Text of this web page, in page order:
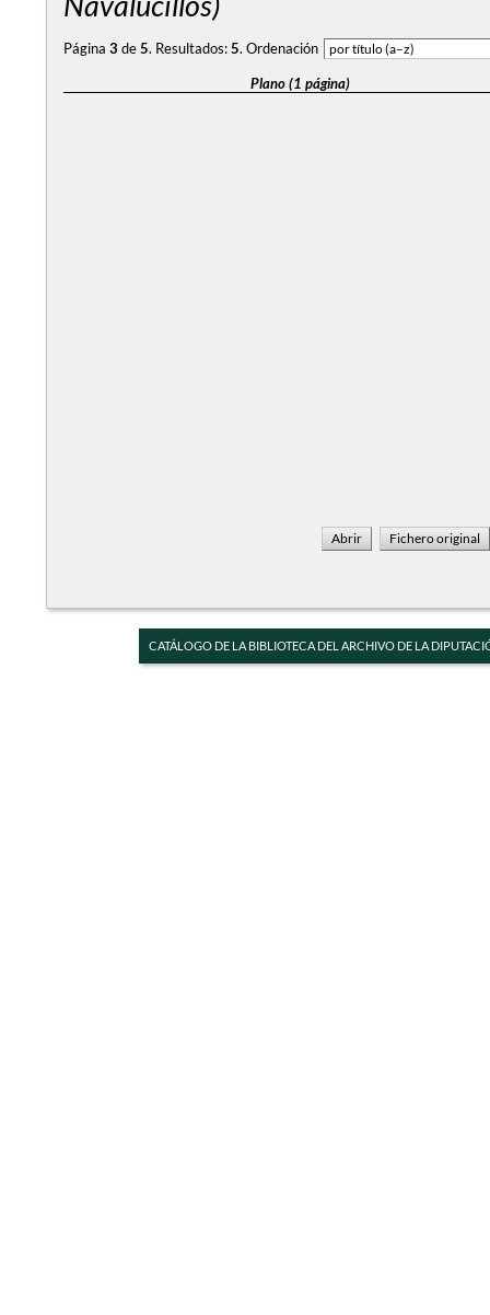
Página 3 de5. Resultados:5. Ordenación
Plano (1 página)
CATÁLOGO DE LA BIBLIOTECA DEL ARCHIVO DE LA